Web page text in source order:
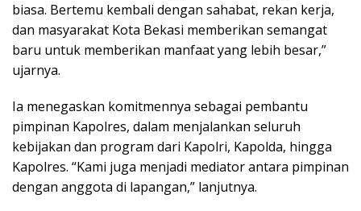
biasa. Bertemu kembali dengan sahabat, rekan kerja,
dan masyarakat Kota Bekasi memberikan semangat
baru untuk memberikan manfaat yang lebih besar,”
ujarnya.
Ia menegaskan komitmennya sebagai pembantu
pimpinan Kapolres, dalam menjalankan seluruh
kebijakan dan program dari Kapolri, Kapolda, hingga
Kapolres. “Kami juga menjadi mediator antara pimpinan
dengan anggota di lapangan,” lanjutnya.